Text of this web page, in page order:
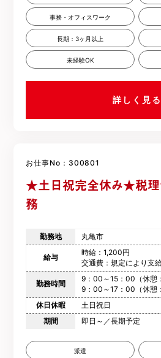
事務・オフィスワーク
長期：3ヶ月以上
未経験OK
詳しく見る
お仕事No：300801
★土日祝完全休み★税理
務
勤務地 丸亀市
給与
時給：1,200円
交通費：規定により支
勤務時間
9：00～15：00（休憩
9：00～17：00（休憩
休日休暇
土日祝日
期間
即日～／長期予定
派遣